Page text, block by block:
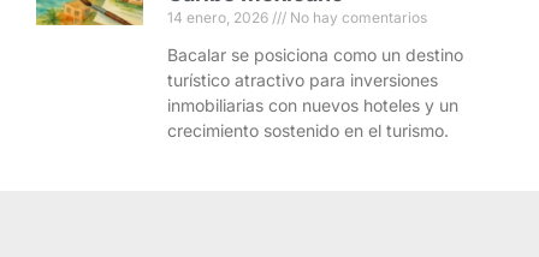
14 enero, 2026 No hay comentarios
Bacalar se posiciona como un destino
turístico atractivo para inversiones
inmobiliarias con nuevos hoteles y un
crecimiento sostenido en el turismo.